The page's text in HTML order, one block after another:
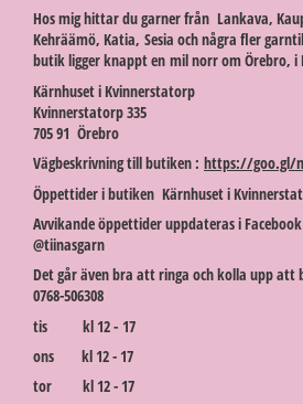
Hos mig hittar du garner från Lankava,
Kehräämö, Katia, Sesia och några fler
butik ligger knappt en mil norr om Örebro, i
Kärnhuset i Kvinnerstatorp
Kvinnerstatorp 335
705 91 Örebro
Vägbeskrivning till butiken : https://goo.gl/
Öppettider i butiken Kärnhuset i
Avvikande öppettider uppdateras i
@tiinasgarn
Det går även bra att ringa och kolla upp att
0768-506308
tis kl 12 - 17
ons kl 12 - 17
tor kl 12 - 17